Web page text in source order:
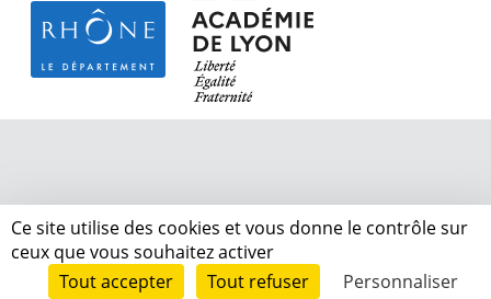
Ce site utilise des cookies et vous donne le contrôle sur
ceux que vous souhaitez activer
Tout accepter
Tout refuser Personnaliser